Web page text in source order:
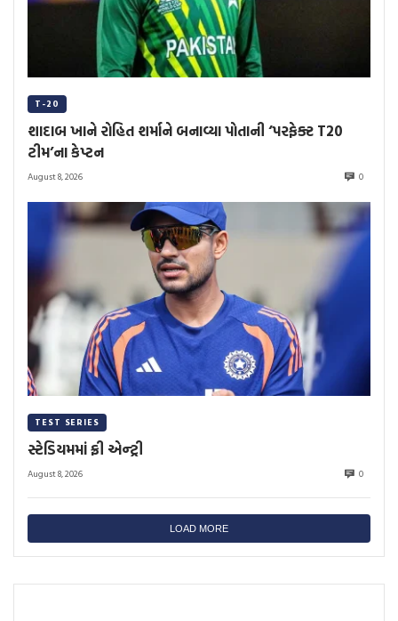
T-20
શાદાબ ખાને રોહિત શર્માને બનાવ્યા પોતાની ‘પરફેક્ટ T20
ટીમ’ના કેપ્ટન
August 8, 2026 0
TEST SERIES
સ્ટેડિયમમાં ફ્રી એન્ટ્રી
August 8, 2026 0
LOAD MORE